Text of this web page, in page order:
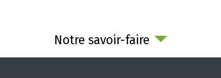
Notre savoir-faire